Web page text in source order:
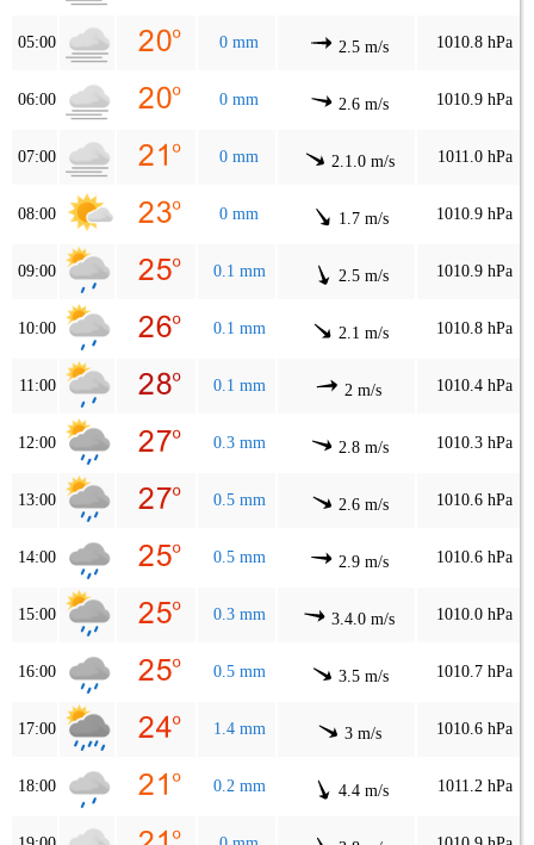
05:00 0 mm 2.5 m/s 1010.8 hPa
06:00 0 mm 2.6 m/s 1010.9 hPa
07:00 0 mm 2.1.0 m/s 1011.0 hPa
08:00 0 mm 1.7 m/s 1010.9 hPa
09:00 0.1 mm 2.5 m/s 1010.9 hPa
10:00 0.1 mm 2.1 m/s 1010.8 hPa
11:00 0.1 mm 2 m/s 1010.4 hPa
12:00 0.3 mm 2.8 m/s 1010.3 hPa
13:00 0.5 mm 2.6 m/s 1010.6 hPa
14:00 0.5 mm 2.9 m/s 1010.6 hPa
15:00 0.3 mm 3.4.0 m/s 1010.0 hPa
16:00 0.5 mm 3.5 m/s 1010.7 hPa
17:00 1.4 mm 3 m/s 1010.6 hPa
18:00 0.2 mm 4.4 m/s 1011.2 hPa